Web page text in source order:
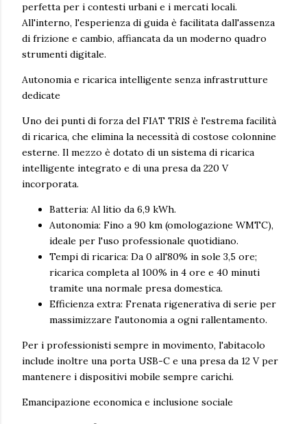
perfetta per i contesti urbani e i mercati locali.
All'interno, l'esperienza di guida è facilitata dall'assenza
di frizione e cambio, affiancata da un moderno quadro
strumenti digitale.
Autonomia e ricarica intelligente senza infrastrutture
dedicate
Uno dei punti di forza del FIAT TRIS è l'estrema facilità
di ricarica, che elimina la necessità di costose colonnine
esterne. Il mezzo è dotato di un sistema di ricarica
intelligente integrato e di una presa da 220 V
incorporata.
Batteria: Al litio da 6,9 kWh.
Autonomia: Fino a 90 km (omologazione WMTC),
ideale per l'uso professionale quotidiano.
Tempi di ricarica: Da 0 all'80% in sole 3,5 ore;
ricarica completa al 100% in 4 ore e 40 minuti
tramite una normale presa domestica.
Efficienza extra: Frenata rigenerativa di serie per
massimizzare l'autonomia a ogni rallentamento.
Per i professionisti sempre in movimento, l'abitacolo
include inoltre una porta USB-C e una presa da 12 V per
mantenere i dispositivi mobile sempre carichi.
Emancipazione economica e inclusione sociale